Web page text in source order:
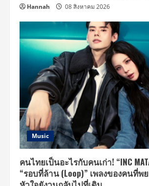
Hannah 08 สิงหาคม 2026
Music
คนไทยเป็นอะไรกับคนเก่า! “INC
“รอบที่ล้าน (Loop)” เพลงของคนที่พ